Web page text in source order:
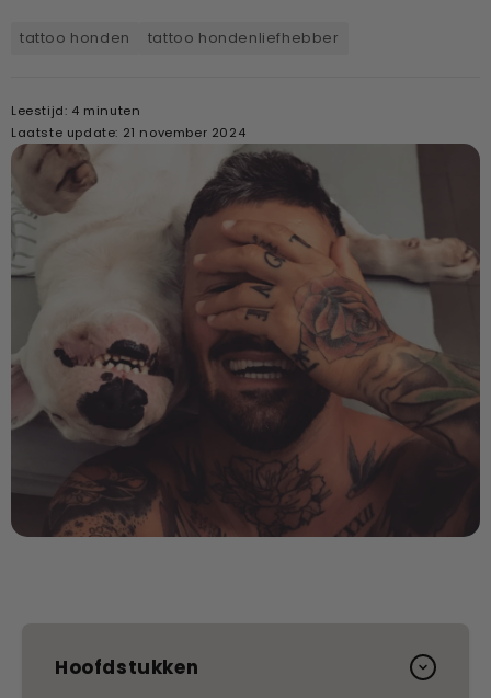
tattoo honden tattoo hondenliefhebber
Leestijd: 4 minuten
Laatste update: 21 november 2024
Hoofdstukken